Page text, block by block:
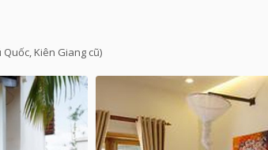
Kiên Giang cũ)